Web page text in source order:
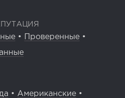
• Проверенные •
• Американские •